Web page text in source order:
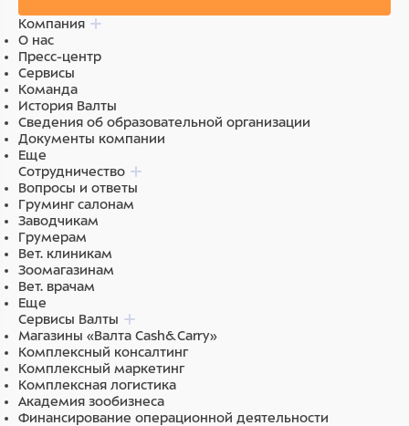
Компания
О нас
Пресс-центр
Сервисы
Команда
История Валты
Сведения об образовательной организации
Документы компании
Еще
Сотрудничество
Вопросы и ответы
Груминг салонам
Заводчикам
Грумерам
Вет. клиникам
Зоомагазинам
Вет. врачам
Еще
Сервисы Валты
Магазины «Валта Cash&Carry»
Комплексный консалтинг
Комплексный маркетинг
Комплексная логистика
Академия зообизнеса
Финансирование операционной деятельности